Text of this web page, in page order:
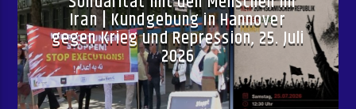
Iran | Kundgebung in Hannover
gegen Krieg und Repression, 25. Juli
2026